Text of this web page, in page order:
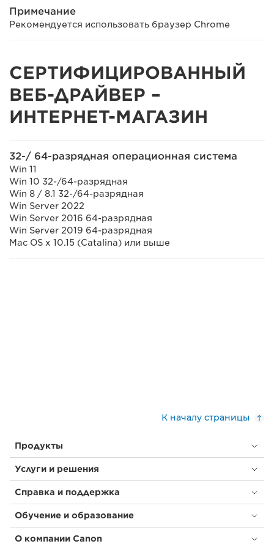
Примечание
Рекомендуется использовать браузер Chrome
СЕРТИФИЦИРОВАННЫЙ
ВЕБ-ДРАЙВЕР –
ИНТЕРНЕТ-МАГАЗИН
32-/ 64-разрядная операционная система
Win 11
Win 10 32-/64-разрядная
Win 8 / 8.1 32-/64-разрядная
Win Server 2022
Win Server 2016 64-разрядная
Win Server 2019 64-разрядная
Mac OS x 10.15 (Catalina) или выше
К началу страницы
Продукты
Услуги и решения
Справка и поддержка
Обучение и образование
О компании Canon